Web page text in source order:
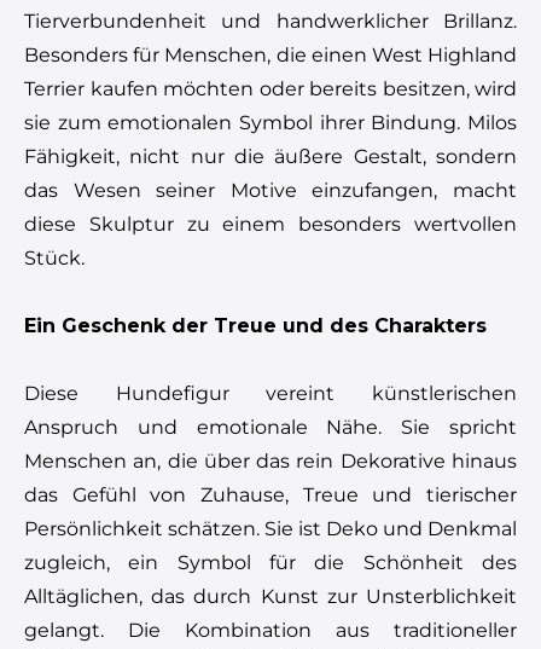
Tierverbundenheit und handwerklicher Brillanz.
Besonders für Menschen, die einen West Highland
Terrier kaufen möchten oder bereits besitzen, wird
sie zum emotionalen Symbol ihrer Bindung. Milos
Fähigkeit, nicht nur die äußere Gestalt, sondern
das Wesen seiner Motive einzufangen, macht
diese Skulptur zu einem besonders wertvollen
Stück.
Ein Geschenk der Treue und des Charakters
Diese Hundefigur vereint künstlerischen
Anspruch und emotionale Nähe. Sie spricht
Menschen an, die über das rein Dekorative hinaus
das Gefühl von Zuhause, Treue und tierischer
Persönlichkeit schätzen. Sie ist Deko und Denkmal
zugleich, ein Symbol für die Schönheit des
Alltäglichen, das durch Kunst zur Unsterblichkeit
gelangt. Die Kombination aus traditioneller